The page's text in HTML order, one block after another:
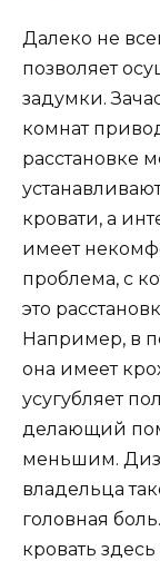
Далеко не
позволяет
задумки.
комнат
расстановке
кровати, а
имеет
проблема, с
это
Например, в
она имеет
усугубляет
делающий
меньшим.
владельца
головная
кровать